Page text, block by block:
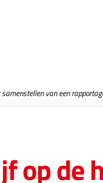
van een
wilt
op de